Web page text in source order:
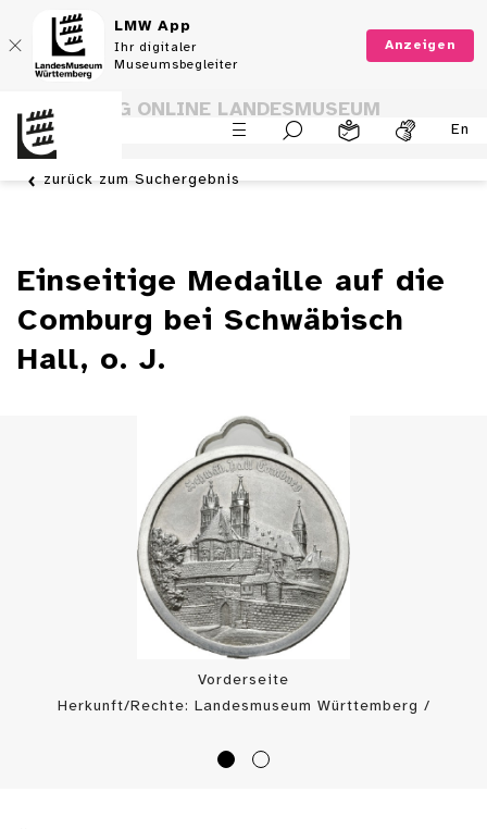
LMW App
Ihr digitaler
Museumsbegleiter
Anzeigen
En
SAMMLUNG ONLINE LANDESMUSEUM
WÜRTTEMBERG
zurück zum Suchergebnis
Einseitige Medaille auf die
Comburg bei Schwäbisch
Hall, o. J.
Vorderseite
Herkunft/Rechte: Landesmuseum Württemberg /